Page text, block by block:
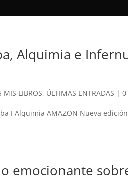
Alquimia e
MIS LIBROS, ÚLTIMAS ENTRADAS |
I Alquimia AMAZON Nueva
emocionante